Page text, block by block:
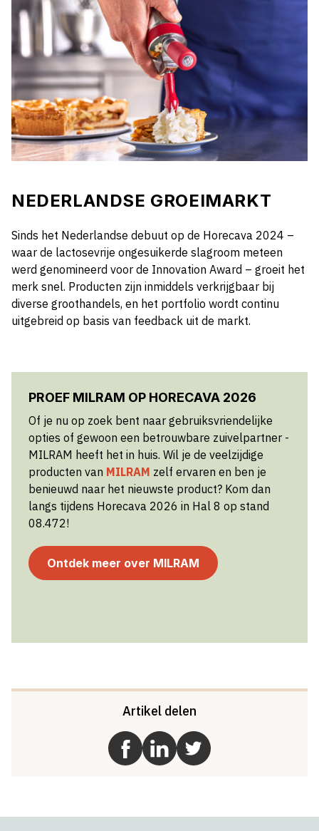
NEDERLANDSE GROEIMARKT
Sinds het Nederlandse debuut op de Horecava 2024 –
waar de lactosevrije ongesuikerde slagroom meteen
werd genomineerd voor de Innovation Award – groeit het
merk snel. Producten zijn inmiddels verkrijgbaar bij
diverse groothandels, en het portfolio wordt continu
uitgebreid op basis van feedback uit de markt.
PROEF MILRAM OP HORECAVA 2026
Of je nu op zoek bent naar gebruiksvriendelijke
opties of gewoon een betrouwbare zuivelpartner -
MILRAM heeft het in huis. Wil je de veelzijdige
producten van MILRAM zelf ervaren en ben je
benieuwd naar het nieuwste product? Kom dan
langs tijdens Horecava 2026 in Hal 8 op stand
08.472!
Ontdek meer over MILRAM
Artikel delen